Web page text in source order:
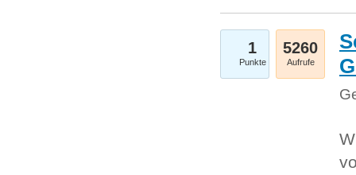
1
Punkte
5260
Aufrufe